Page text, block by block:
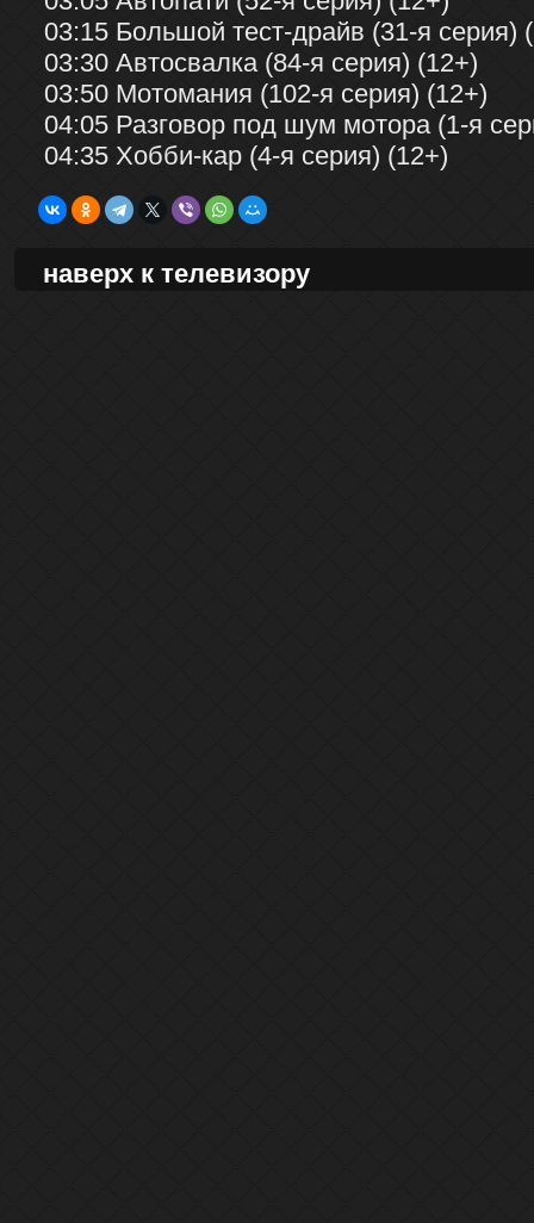
03:15 Большой тест-драйв (31-я серия)
03:30 Автосвалка (84-я серия) (12+)
03:50 Мотомания (102-я серия) (12+)
04:05 Разговор под шум мотора (1-я
04:35 Хобби-кар (4-я серия) (12+)
наверх к телевизору